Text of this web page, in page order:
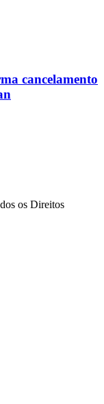
cancelamento
os Direitos